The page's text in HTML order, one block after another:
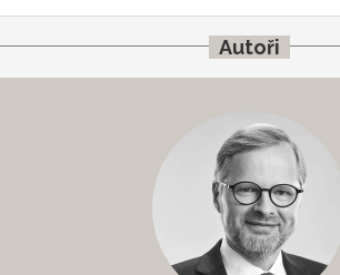
Autoři